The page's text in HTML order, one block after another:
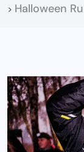
> Halloween